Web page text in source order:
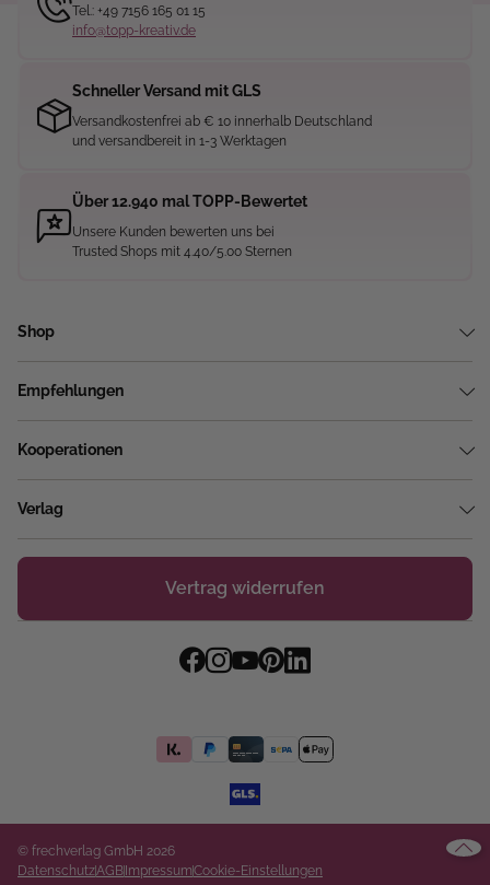
Tel.: +49 7156 165 01 15
info@topp-kreativ.de
Schneller Versand mit GLS
Versandkostenfrei ab € 10 innerhalb Deutschland
und versandbereit in 1-3 Werktagen
Über 12.940 mal TOPP-Bewertet
Unsere Kunden bewerten uns bei
Trusted Shops mit 4.40/5.00 Sternen
Shop
Empfehlungen
Kooperationen
Verlag
Vertrag widerrufen
© frechverlag GmbH 2026
DatenschutzAGB ImpressumCookie-Einstellungen